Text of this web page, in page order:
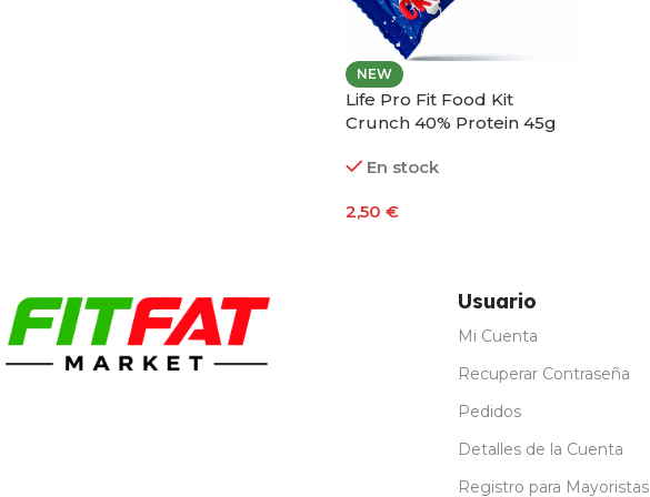
NEW
Life Pro Fit Food Kit
Crunch 40% Protein 45g
En stock
2,50 €
Usuario
Mi Cuenta
Recuperar Contraseña
Pedidos
Detalles de la Cuenta
Registro para Mayoristas